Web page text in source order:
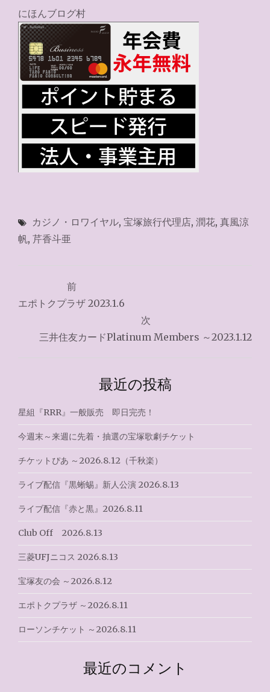
にほんブログ村
カジノ・ロワイヤル, 宝塚旅行代理店, 潤花, 真風涼
帆, 芹香斗亜
稿
シ
ョ
ン
前
エポトクプラザ 2023.1.6
次
三井住友カードPlatinum Members ～2023.1.12
最近の投稿
星組『RRR』一般販売 即日完売！
今週末～来週に先着・抽選の宝塚歌劇チケット
チケットぴあ ～2026.8.12（千秋楽）
ライブ配信『黒蜥蜴』新人公演 2026.8.13
ライブ配信『赤と黒』2026.8.11
Club Off 2026.8.13
三菱UFJニコス 2026.8.13
宝塚友の会 ～2026.8.12
エポトクプラザ ～2026.8.11
ローソンチケット ～2026.8.11
最近のコメント